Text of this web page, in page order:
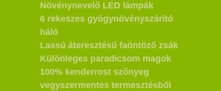
Növénynevelő LED lámpák
6 rekeszes gyógynövényszárító
háló
Lassú áteresztésű faöntöző zsák
Különleges paradicsom magok
100% kenderrost szőnyeg
vegyszermentes termesztésből